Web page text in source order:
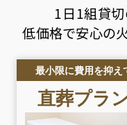
1日1組貸
低価格で安心の
最小限に費用を抑え
直葬プラ